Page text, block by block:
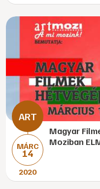
MÁRC
14
2020
Magyar
Moziban